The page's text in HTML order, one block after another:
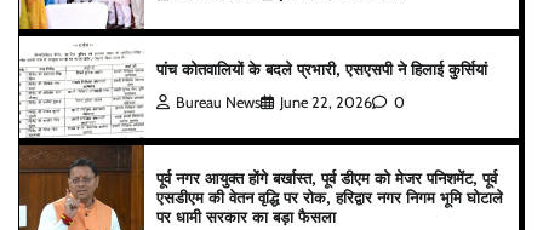
पांच कोतवालियों के बदले प्रभारी, एसएसपी ने हिलाई कुर्सियां
Bureau News June 22, 2026 0
पूर्व नगर आयुक्त होंगे बर्खास्त, पूर्व डीएम को मेजर पनिशमेंट, पूर्व
एसडीएम की वेतन वृद्धि पर रोक, हरिद्वार नगर निगम भूमि घोटाले
पर धामी सरकार का बड़ा फैसला